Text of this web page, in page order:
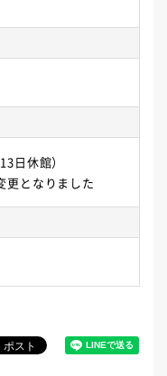
日休館）
更となりました